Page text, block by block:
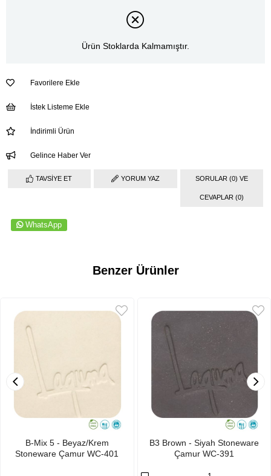
Ürün Stoklarda Kalmamıştır.
Favorilere Ekle
İstek Listeme Ekle
İndirimli Ürün
Gelince Haber Ver
TAVSIYE ET YORUM YAZ SORULAR (0) VE
CEVAPLAR (0)
WhatsApp
Benzer Ürünler
B-Mix 5 - Beyaz/Krem
Stoneware Çamur WC-401
B3 Brown - Siyah Stoneware
Çamur WC-391